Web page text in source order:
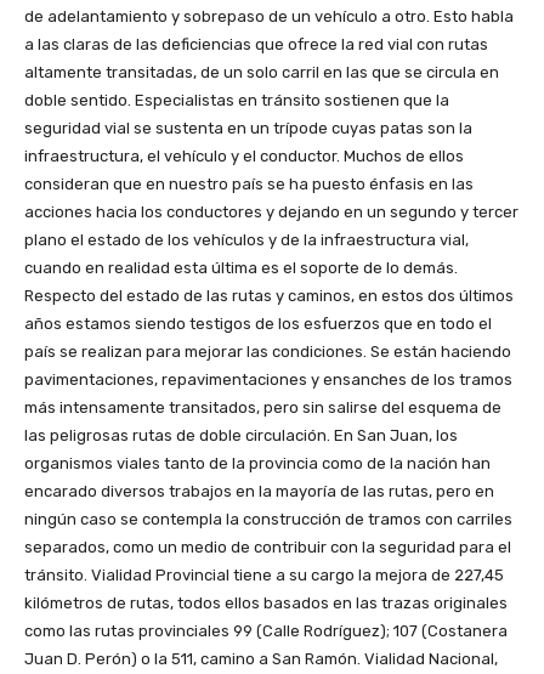
de adelantamiento y sobrepaso de un vehículo a otro. Esto habla
a las claras de las deficiencias que ofrece la red vial con rutas
altamente transitadas, de un solo carril en las que se circula en
doble sentido. Especialistas en tránsito sostienen que la
seguridad vial se sustenta en un trípode cuyas patas son la
infraestructura, el vehículo y el conductor. Muchos de ellos
consideran que en nuestro país se ha puesto énfasis en las
acciones hacia los conductores y dejando en un segundo y tercer
plano el estado de los vehículos y de la infraestructura vial,
cuando en realidad esta última es el soporte de lo demás.
Respecto del estado de las rutas y caminos, en estos dos últimos
años estamos siendo testigos de los esfuerzos que en todo el
país se realizan para mejorar las condiciones. Se están haciendo
pavimentaciones, repavimentaciones y ensanches de los tramos
más intensamente transitados, pero sin salirse del esquema de
las peligrosas rutas de doble circulación. En San Juan, los
organismos viales tanto de la provincia como de la nación han
encarado diversos trabajos en la mayoría de las rutas, pero en
ningún caso se contempla la construcción de tramos con carriles
separados, como un medio de contribuir con la seguridad para el
tránsito. Vialidad Provincial tiene a su cargo la mejora de 227,45
kilómetros de rutas, todos ellos basados en las trazas originales
como las rutas provinciales 99 (Calle Rodríguez); 107 (Costanera
Juan D. Perón) o la 511, camino a San Ramón. Vialidad Nacional,